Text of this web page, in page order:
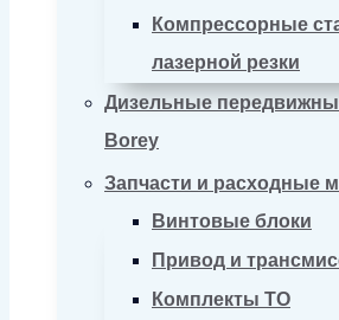
Компрессорные
лазерной резки
Дизельные
Borey
Запчасти и расходные
Винтовые блоки
Привод и
Комплекты ТО